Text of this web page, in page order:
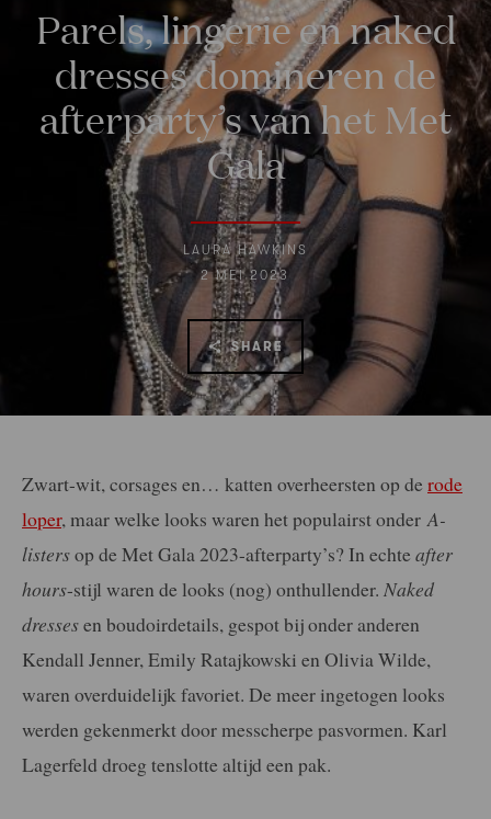
Parels, lingerie en naked
dresses domineren de
afterparty’s van het Met
Gala
LAURA HAWKINS
2 MEI 2023
SHARE
Zwart-wit, corsages en… katten overheersten op de rode
loper, maar welke looks waren het populairst onder A-
listersop de Met Gala 2023-afterparty’s? In echte after
hours-stijl waren de looks (nog) onthullender. Naked
dressesen boudoirdetails, gespot bij onder anderen
Kendall Jenner, Emily Ratajkowski en Olivia Wilde,
waren overduidelijk favoriet. De meer ingetogen looks
werden gekenmerkt door messcherpe pasvormen. Karl
Lagerfeld droeg tenslotte altijd een pak.